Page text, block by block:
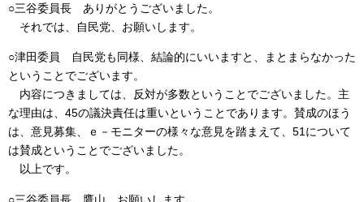
○三谷委員長 ありがとうございました。
それでは、自民党、お願いします。
○津田委員 自民党も同様、結論的にいいますと、まとまらなかった
ということでございます。
内容につきましては、反対が多数ということでございました。主
な理由は、45の議決責任は重いということであります。賛成のほう
は、意見募集、ｅ－モニターの様々な意見を踏まえて、51について
は賛成ということでございました。
以上です。
○三谷委員長 鷹山、お願いします。